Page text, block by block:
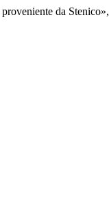
da Stenico»,